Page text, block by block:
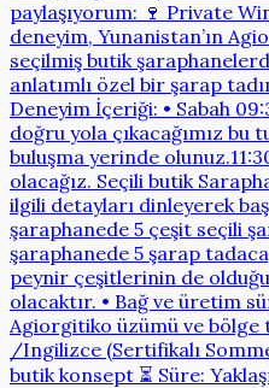
paylaşıyorum: 🍷 Private
deneyim, Yunanistan’ın
seçilmiş butik
anlatımlı özel bir şarap
Deneyim İçeriği: • Sabah
doğru yola çıkacağımız bu
buluşma yerinde
olacağız. Seçili butik
ilgili detayları dinleyerek
şaraphanede 5 çeşit seçili
şaraphanede 5 şarap
peynir çeşitlerinin de
olacaktır. • Bağ ve üretim
Agiorgitiko üzümü ve bölge
/Ingilizce (Sertifikalı
butik konsept ⏳ Süre: